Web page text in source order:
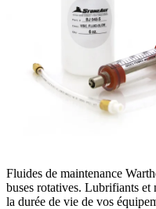
Fluides de maintenance
buses rotatives. Lubrifiants et
la durée de vie de vos